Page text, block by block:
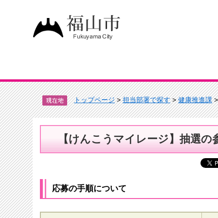
トップページ>担当部署で探す>健康推進課>
【けんこうマイレージ】抽選
応募の手順について